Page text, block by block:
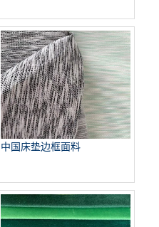
中国床垫边框面料